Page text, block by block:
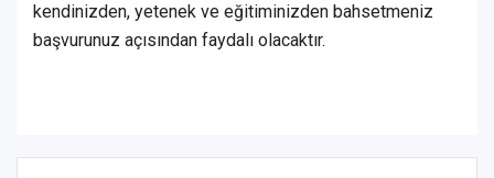
kendinizden, yetenek ve eğitiminizden bahsetmeniz
başvurunuz açısından faydalı olacaktır.